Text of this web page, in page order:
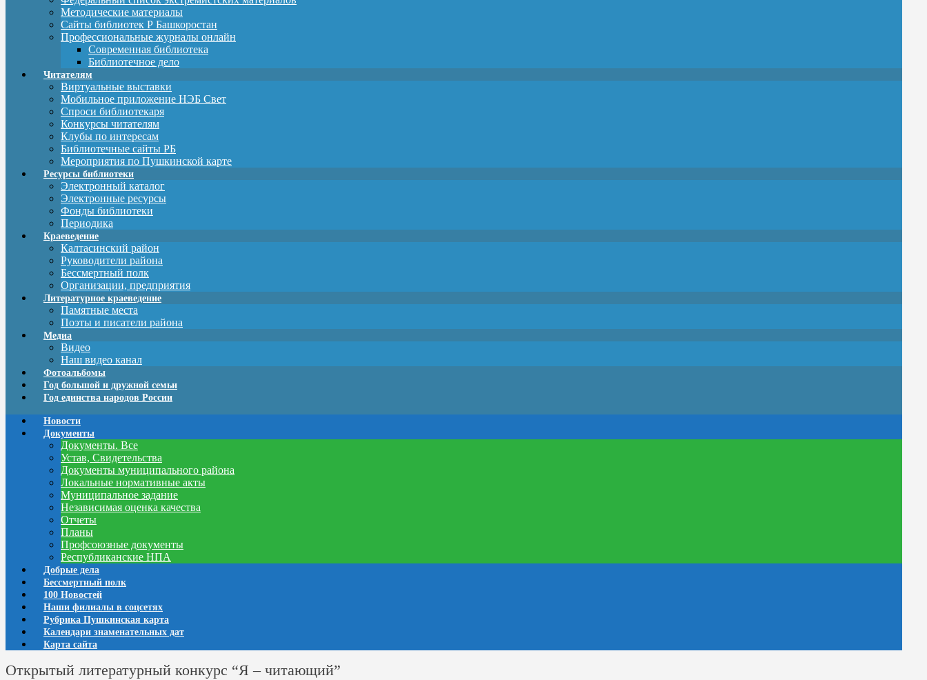
Методические материалы
Сайты библиотек Р Башкоростан
Профессиональные журналы онлайн
Современная библиотека
Библиотечное дело
Читателям
Виртуальные выставки
Мобильное приложение НЭБ Свет
Спроси библиотекаря
Конкурсы читателям
Клубы по интересам
Библиотечные сайты РБ
Мероприятия по Пушкинской карте
Ресурсы библиотеки
Электронный каталог
Электронные ресурсы
Фонды библиотеки
Периодика
Краеведение
Калтасинский район
Руководители района
Бессмертный полк
Организации, предприятия
Литературное краеведение
Памятные места
Поэты и писатели района
Медиа
Видео
Наш видео канал
Фотоальбомы
Год большой и дружной семьи
Год единства народов России
Новости
Документы
Документы. Все
Устав, Свидетельства
Документы муниципального района
Локальные нормативные акты
Муниципальное задание
Независимая оценка качества
Отчеты
Планы
Профсоюзные документы
Республиканские НПА
Добрые дела
Бессмертный полк
100 Новостей
Наши филиалы в соцсетях
Рубрика Пушкинская карта
Календари знаменательных дат
Карта сайта
Открытый литературный конкурс “Я – читающий”